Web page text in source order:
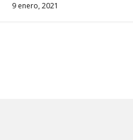
9 enero, 2021